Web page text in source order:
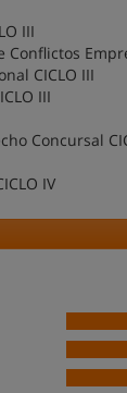
III
CICLO III
III
Concursal
IV